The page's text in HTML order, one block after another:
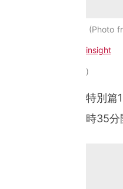
Photo
insight
特別篇
時35分